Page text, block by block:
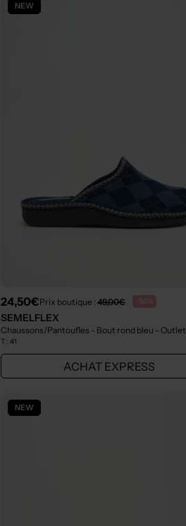
NEW
24,50€Prix boutique :49,00€ -50%
SEMELFLEX
Chaussons/Pantoufles - Bout rond bleu - Outlet
T :41
ACHAT EXPRESS
NEW